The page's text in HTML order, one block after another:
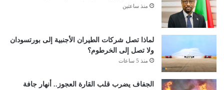
منذ ساعتين
لماذا تصل شركات الطيران الأجنبية إلى بورتسودان
ولا تصل إلى الخرطوم؟
منذ 5 ساعات
الجفاف يضرب قلب القارة العجوز.. أنهار جافة